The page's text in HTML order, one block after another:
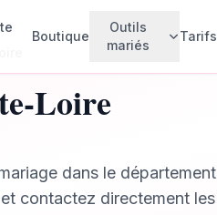
Boutique
Outils
mariés
Faire-parts animés
🪑
Invités & Plan de table
table
Tarifs
Loire
dans le département
contactez directement les